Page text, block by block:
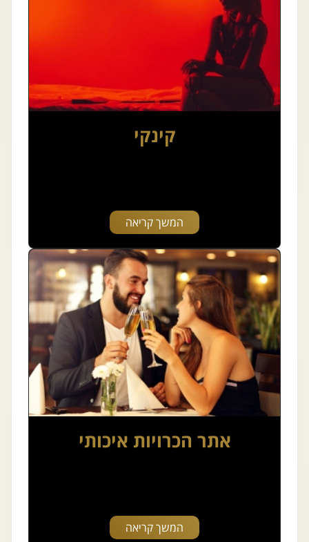
קינקי
המשך קריאה
אתר הכרויות איכותי
המשך קריאה